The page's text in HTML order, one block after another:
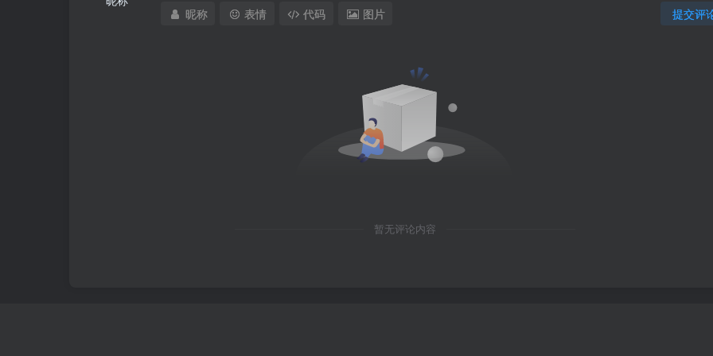
提交评
昵称 表情 代码 图片
暂无评论内容